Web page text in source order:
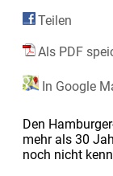
Teilen
Als PDF
In Google
Den
mehr als 30
noch nicht